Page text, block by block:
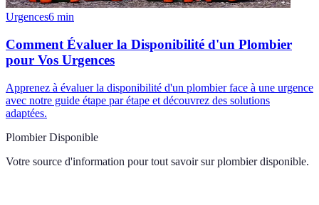
Urgences6 min
Comment Évaluer la Disponibilité d'un Plombier
pour Vos Urgences
Apprenez à évaluer la disponibilité d'un plombier face à une urgence
avec notre guide étape par étape et découvrez des solutions
adaptées.
Plombier Disponible
Votre source d'information pour tout savoir sur plombier disponible.